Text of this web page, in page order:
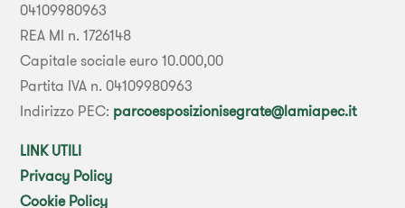
04109980963
REA MI n. 1726148
Capitale sociale euro 10.000,00
Partita IVA n. 04109980963
Indirizzo PEC: parcoesposizionisegrate@lamiapec.it
LINK UTILI
Privacy Policy
Cookie Policy